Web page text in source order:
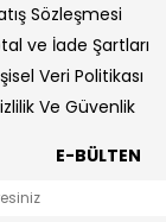
Sözleşmesi
ve İade Şartları
Veri Politikası
Ve Güvenlik
E-BÜLTEN